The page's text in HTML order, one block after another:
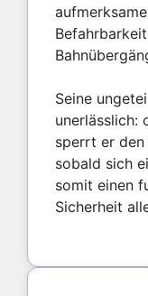
Seine
unerlässlich:
sperrt er den
sobald sich
somit einen
Sicherheit